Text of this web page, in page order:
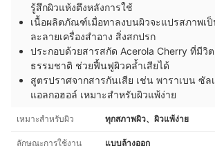
รู้สึกผิวแห้งตึงหลังการใช้
เนื้อผลิตภัณฑ์เมื่อทาลงบนผิวจะแปรสภาพเ
ละลายเครื่องสำอาง สิ่งสกปรก
ประกอบด้วยสารสกัด Acerola Cherry ที่มีวิ
ธรรมชาติ ช่วยฟื้นฟูผิวคล้ำเสียได้
สูตรปราศจากสารกันเสีย เช่น พาราเบน ซัล
แอลกอฮอล์ เหมาะสำหรับผิวแพ้ง่าย ​
เหมาะสำหรับผิว ทุกสภาพผิว、ผิวแพ้ง่าย
ลักษณะการใช้งาน แบบล้างออก